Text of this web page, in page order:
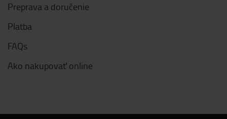
Preprava a doručenie
Platba
FAQs
Ako nakupovať online